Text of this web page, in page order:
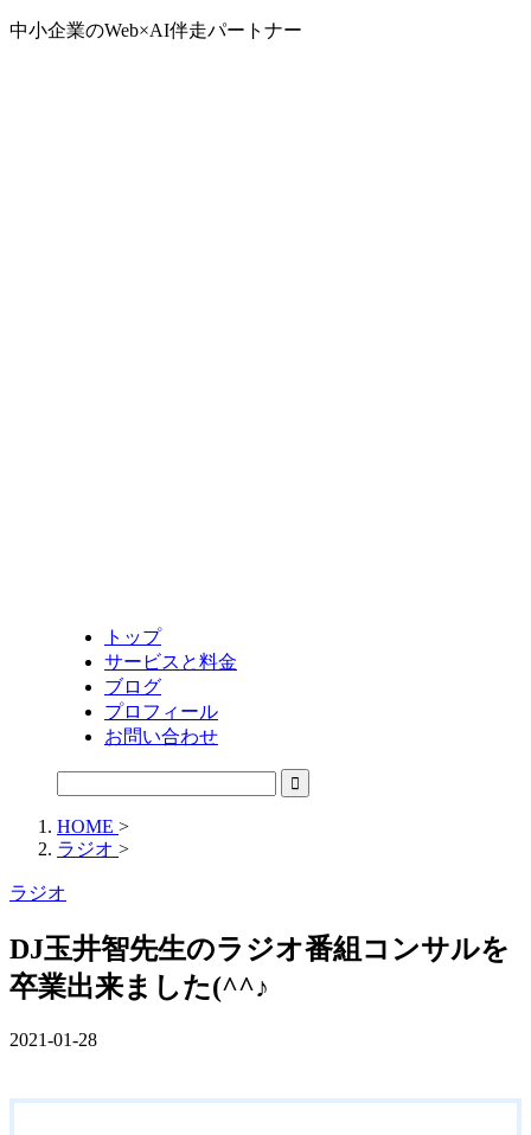
中小企業のWeb×AI伴走パートナー
トップ
サービスと料金
ブログ
プロフィール
お問い合わせ
HOME >
ラジオ >
ラジオ
DJ玉井智先生のラジオ番組コンサルを
卒業出来ました(^^♪
2021-01-28